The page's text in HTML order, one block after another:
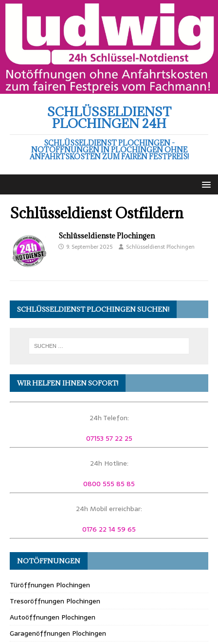
SCHLÜSSELDIENST
PLOCHINGEN 24H
SCHLÜSSELDIENST PLOCHINGEN -
NOTÖFFNUNGEN IN PLOCHINGEN OHNE
ANFAHRTSKOSTEN ZUM FAIREN FESTPREIS!
Schlüsseldienst Ostfildern
Schlüsseldienste Plochingen
9. September 2025 Schlüsseldienst Plochingen
SCHLÜSSELDIENST PLOCHINGEN SUCHEN!
WIR HELFEN IHNEN SOFORT!
24h Telefon:
07153 57 22 25
24h Hotline:
0800 555 85 85
24h Mobil erreichbar:
0176 22 14 59 65
NOTÖFFNUNGEN
Türöffnungen Plochingen
Tresoröffnungen Plochingen
Autoöffnungen Plochingen
Garagenöffnungen Plochingen